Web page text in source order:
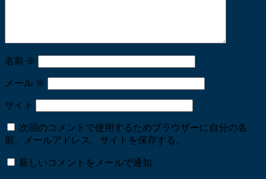
名前 ※
メール ※
サイト
次回のコメントで使用するためブラウザーに自分の名
前、メールアドレス、サイトを保存する。
新しいコメントをメールで通知